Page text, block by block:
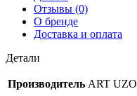
рождения!»
(Арт
Узор)
Отзывы (0)
О бренде
Доставка и оплата
Детали
Производитель ART